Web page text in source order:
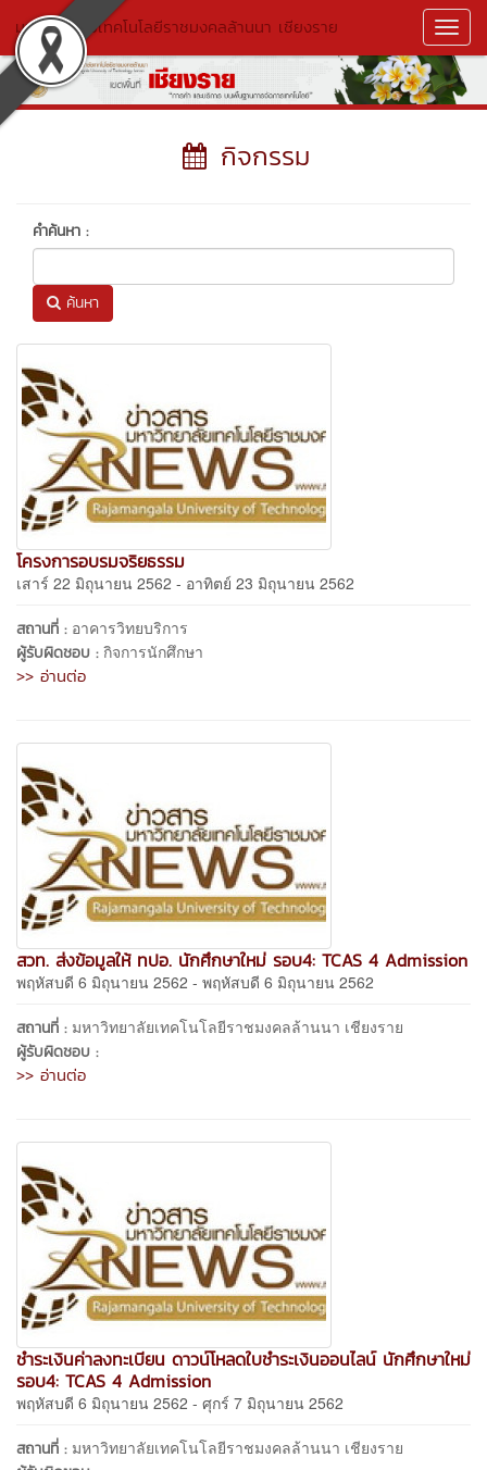
มหาวิทยาลัยเทคโนโลยีราชมงคลล้านนา เชียงราย
กิจกรรม
คำค้นหา :
ค้นหา
โครงการอบรมจริยธรรม
เสาร์ 22 มิถุนายน 2562 - อาทิตย์ 23 มิถุนายน 2562
สถานที่ : อาคารวิทยบริการ
ผู้รับผิดชอบ : กิจการนักศึกษา
>> อ่านต่อ
สวท. ส่งข้อมูลให้ ทปอ. นักศึกษาใหม่ รอบ4: TCAS 4 Admission
พฤหัสบดี 6 มิถุนายน 2562 - พฤหัสบดี 6 มิถุนายน 2562
สถานที่ : มหาวิทยาลัยเทคโนโลยีราชมงคลล้านนา เชียงราย
ผู้รับผิดชอบ :
>> อ่านต่อ
ชำระเงินค่าลงทะเบียน ดาวน์โหลดใบชำระเงินออนไลน์ นักศึกษาใหม่
รอบ4: TCAS 4 Admission
พฤหัสบดี 6 มิถุนายน 2562 - ศุกร์ 7 มิถุนายน 2562
สถานที่ : มหาวิทยาลัยเทคโนโลยีราชมงคลล้านนา เชียงราย